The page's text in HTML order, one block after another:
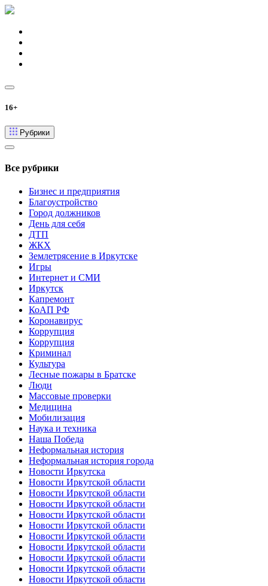
16+
Рубрики
Все рубрики
Бизнес и предприятия
Благоустройство
Город должников
День для себя
ДТП
ЖКХ
Землетрясение в Иркутске
Игры
Интернет и СМИ
Иркутск
Капремонт
КоАП РФ
Коронавирус
Коррупция
Коррупция
Криминал
Культура
Лесные пожары в Братске
Люди
Массовые проверки
Медицина
Мобилизация
Наука и техника
Наша Победа
Неформальная история
Неформальная история города
Новости Иркутска
Новости Иркутской области
Новости Иркутской области
Новости Иркутской области
Новости Иркутской области
Новости Иркутской области
Новости Иркутской области
Новости Иркутской области
Новости Иркутской области
Новости Иркутской области
Новости Иркутской области